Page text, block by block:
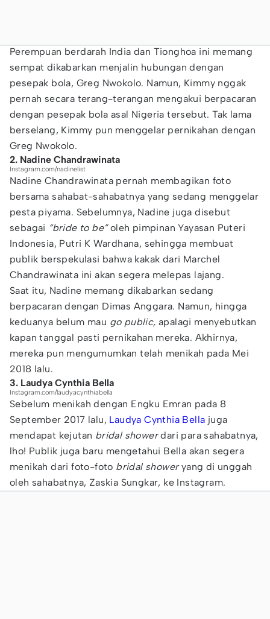
Perempuan berdarah India dan Tionghoa ini memang
sempat dikabarkan menjalin hubungan dengan
pesepak bola, Greg Nwokolo. Namun, Kimmy nggak
pernah secara terang-terangan mengakui berpacaran
dengan pesepak bola asal Nigeria tersebut. Tak lama
berselang, Kimmy pun menggelar pernikahan dengan
Greg Nwokolo.
2. Nadine Chandrawinata
Instagram.com/nadinelist
Nadine Chandrawinata pernah membagikan foto
bersama sahabat-sahabatnya yang sedang menggelar
pesta piyama. Sebelumnya, Nadine juga disebut
sebagai “bride to be”oleh pimpinan Yayasan Puteri
Indonesia, Putri K Wardhana, sehingga membuat
publik berspekulasi bahwa kakak dari Marchel
Chandrawinata ini akan segera melepas lajang.
Saat itu, Nadine memang dikabarkan sedang
berpacaran dengan Dimas Anggara. Namun, hingga
keduanya belum mau go public,apalagi menyebutkan
kapan tanggal pasti pernikahan mereka. Akhirnya,
mereka pun mengumumkan telah menikah pada Mei
2018 lalu.
3. Laudya Cynthia Bella
Instagram.com/laudyacynthiabella
Sebelum menikah dengan Engku Emran pada 8
September 2017 lalu, Laudya Cynthia Bella juga
mendapat kejutan bridal showerdari para sahabatnya,
lho! Publik juga baru mengetahui Bella akan segera
menikah dari foto-foto bridal showeryang di unggah
oleh sahabatnya, Zaskia Sungkar, ke Instagram.